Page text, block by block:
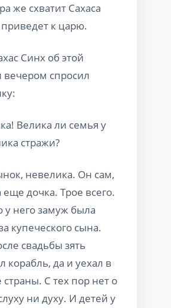
же схватит Сахаса
к царю.
Синх об этой
вечером спросил
Велика ли семья у
стражи?
невелика. Он сам,
дочка. Трое всего.
у него замуж была
купеческого сына.
свадьбы зять
корабль, да и уехал в
страны. С тех пор нет о
ни духу. И детей у